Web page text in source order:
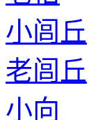
小闾丘
老闾丘
小向